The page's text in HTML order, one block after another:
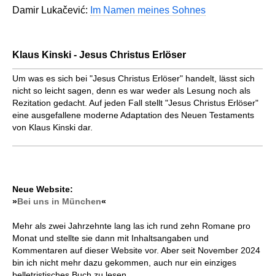
Damir Lukačević: Im Namen meines Sohnes
Klaus Kinski - Jesus Christus Erlöser
Um was es sich bei "Jesus Christus Erlöser" handelt, lässt sich
nicht so leicht sagen, denn es war weder als Lesung noch als
Rezitation gedacht. Auf jeden Fall stellt "Jesus Christus Erlöser"
eine ausgefallene moderne Adaptation des Neuen Testaments
von Klaus Kinski dar.
Neue Website:
»Bei uns in München«
Mehr als zwei Jahrzehnte lang las ich rund zehn Romane pro
Monat und stellte sie dann mit Inhaltsangaben und
Kommentaren auf dieser Website vor. Aber seit November 2024
bin ich nicht mehr dazu gekommen, auch nur ein einziges